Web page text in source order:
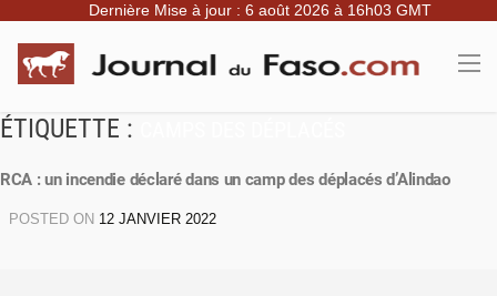
Dernière Mise à jour : 6 août 2026 à 16h03 GMT
ÉTIQUETTE :
RCA : un incendie déclaré dans un camp des déplacés d’Alindao
POSTED ON 12 JANVIER 2022